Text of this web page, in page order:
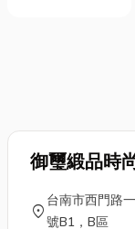
可能會好奇：
在這樣的趨勢
台安裝還有必
御璽緞品時
location_on
台南市西門路
號B1，B區